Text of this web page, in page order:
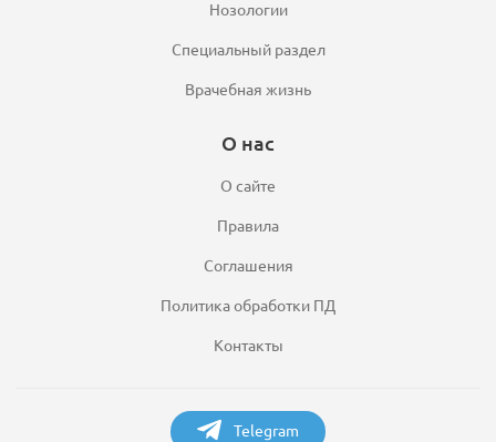
Нозологии
Специальный раздел
Врачебная жизнь
О нас
О сайте
Правила
Соглашения
Политика обработки ПД
Контакты
Telegram